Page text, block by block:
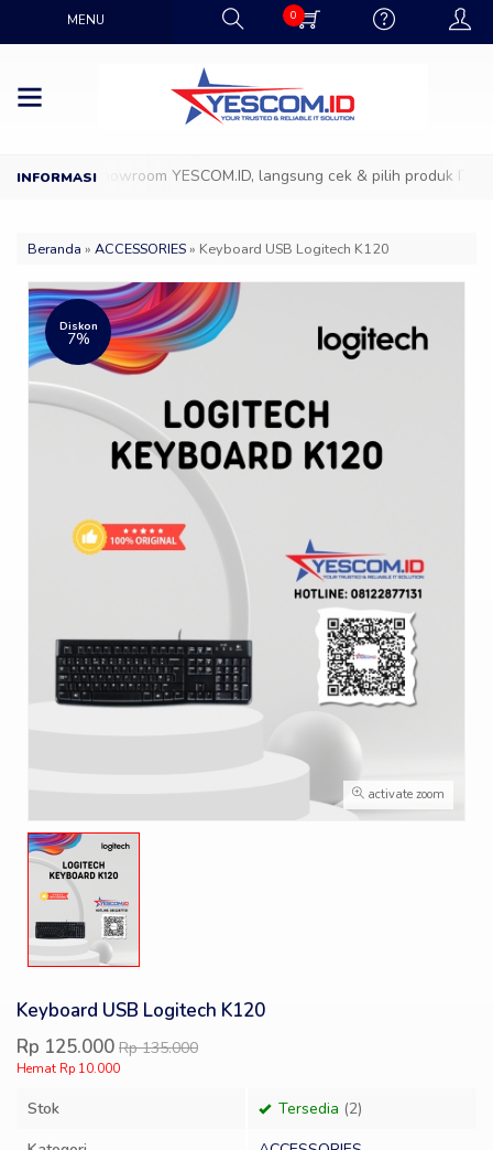
MENU 0
Datang ke Showroom YESCOM.ID, langsung cek & pilih produk IT
Beranda » ACCESSORIES» Keyboard USB Logitech K120
activate zoom
Diskon
7%
Keyboard USB Logitech K120
Rp 125.000 Rp 135.000
Hemat Rp 10.000
Stok Tersedia (2)